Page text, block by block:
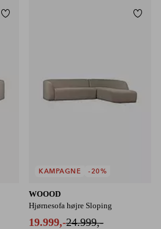
Tilføj til favoritter
WOOOD
Hjørnesofa højre Sloping
19.999,-24.999,-
KAMPAGNE -20%